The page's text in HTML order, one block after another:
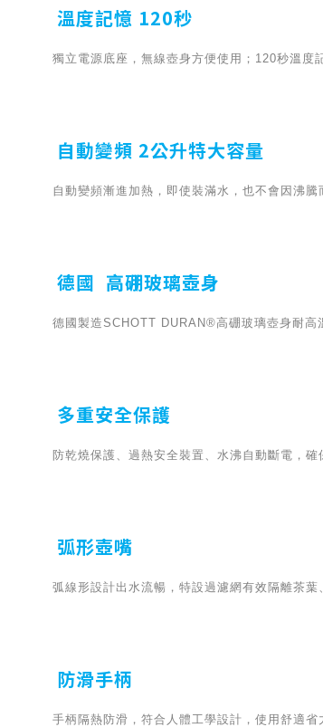
溫度記憶 120秒
獨立電源底座，無線壺身方便使用；120秒溫度
自動變頻 2公升特大容量
自動變頻漸進加熱，即使裝滿水，也不會因沸
德國 高硼玻璃壺身
德國製造SCHOTT DURAN®高硼玻璃壺身耐高
多重安全保護
防乾燒保護、過熱安全裝置、水沸自動斷電，確
弧形壺嘴
弧線形設計出水流暢，特設過濾網有效隔離茶葉
防滑手柄
手柄隔熱防滑，符合人體工學設計，使用舒適省